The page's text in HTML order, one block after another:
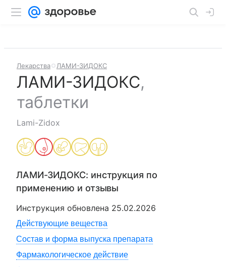
Лекарства ЛАМИ-ЗИДОКС
ЛАМИ-ЗИДОКС,
таблетки
Lami-Zidox
ЛАМИ-ЗИДОКС: инструкция по
применению и отзывы
Инструкция обновлена 25.02.2026
Действующие вещества
Состав и форма выпуска препарата
Фармакологическое действие